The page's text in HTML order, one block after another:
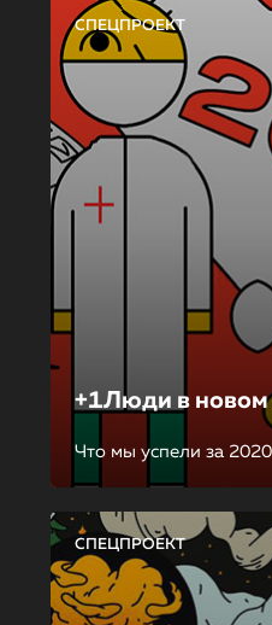
СПЕЦПРОЕКТ
+1Люди в новом
Что мы успели за
СПЕЦПРОЕКТ